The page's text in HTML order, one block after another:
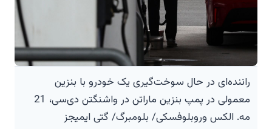
راننده‌ای در حال سوخت‌گیری یک خودرو با بنزین
معمولی در پمپ بنزین ماراتن در واشنگتن دی‌سی، 21
مه. الکس وروبلوفسکی/ بلومبرگ/ گتی ایمیجز